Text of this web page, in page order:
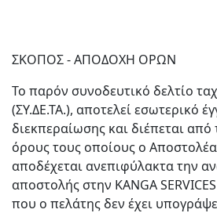
ΣΚΟΠΟΣ - ΑΠΟΔΟΧΗ ΟΡΩΝ
Το παρόν συνοδευτικό δελτίο
(ΣΥ.ΔΕ.ΤΑ.), αποτελεί εσωτερικό
διεκπεραίωσης και διέπεται
όρους τους οποίους ο
αποδέχεται ανεπιφύλακτα την
αποστολής στην KANGA
που ο πελάτης δεν έχει